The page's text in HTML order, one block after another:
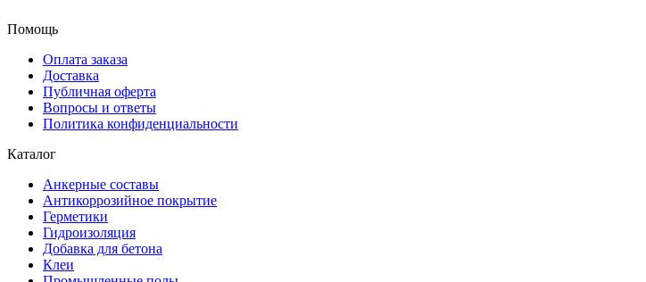
Помощь
Оплата заказа
Доставка
Публичная оферта
Вопросы и ответы
Политика конфиденциальности
Каталог
Анкерные составы
Антикоррозийное покрытие
Герметики
Гидроизоляция
Добавка для бетона
Клеи